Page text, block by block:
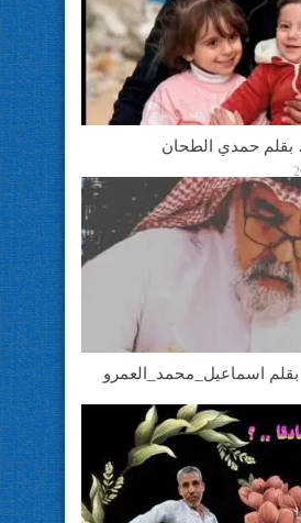
بقلم حمدي الطحان
اسماعيل_محمد_العمرو